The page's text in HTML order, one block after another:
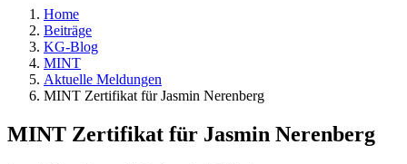
Home
Beiträge
KG-Blog
MINT
Aktuelle Meldungen
MINT Zertifikat für Jasmin Nerenberg
MINT Zertifikat für Jasmin Nerenberg